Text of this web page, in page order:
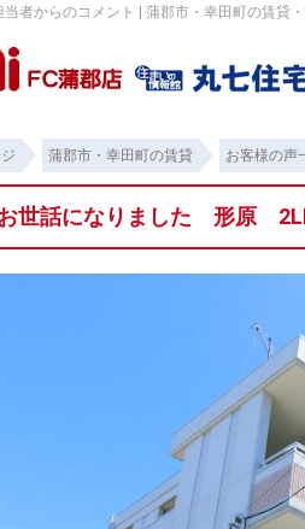
からのコメント | 蒲郡市・幸田町の賃貸
蒲郡市・幸田町の賃貸 お客様の声
世話になりました 形原